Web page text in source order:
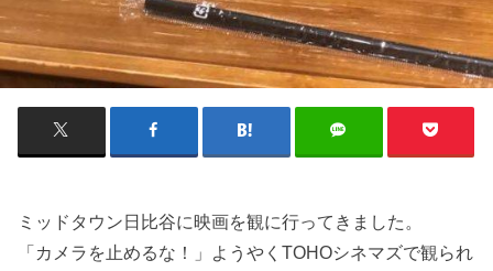
ミッドタウン日比谷に映画を観に行ってきました。
「カメラを止めるな！」ようやくTOHOシネマズで観られ